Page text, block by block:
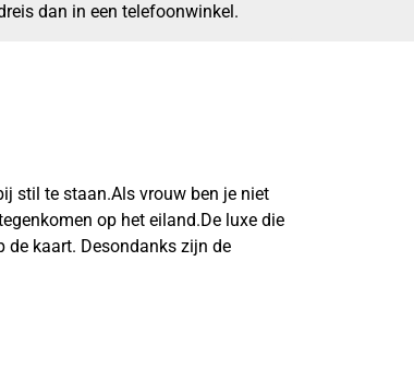
dan in een telefoonwinkel.
stil te staan.Als vrouw ben je niet
op het eiland.De luxe die
de kaart. Desondanks zijn de